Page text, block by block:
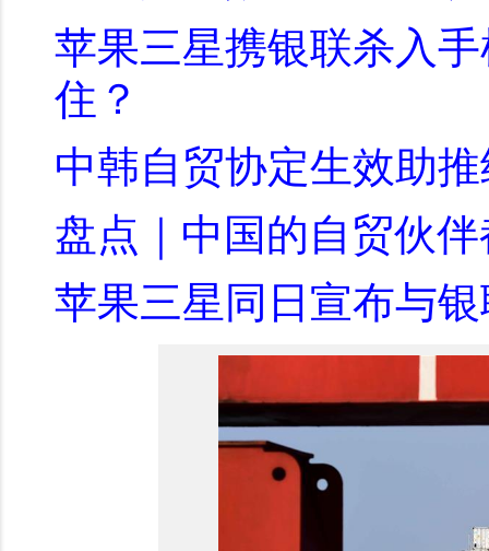
苹果三星携银联杀入
住？
中韩自贸协定生效助
盘点｜中国的自贸伙
苹果三星同日宣布与